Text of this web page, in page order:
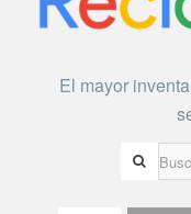
El mayor